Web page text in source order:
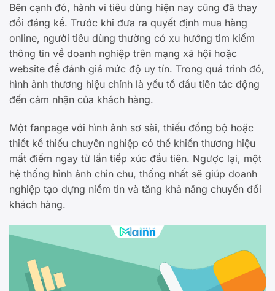
Bên cạnh đó, hành vi tiêu dùng hiện nay cũng đã thay
đổi đáng kể. Trước khi đưa ra quyết định mua hàng
online, người tiêu dùng thường có xu hướng tìm kiếm
thông tin về doanh nghiệp trên mạng xã hội hoặc
website để đánh giá mức độ uy tín. Trong quá trình đó,
hình ảnh thương hiệu chính là yếu tố đầu tiên tác động
đến cảm nhận của khách hàng.
Một fanpage với hình ảnh sơ sài, thiếu đồng bộ hoặc
thiết kế thiếu chuyên nghiệp có thể khiến thương hiệu
mất điểm ngay từ lần tiếp xúc đầu tiên. Ngược lại, một
hệ thống hình ảnh chỉn chu, thống nhất sẽ giúp doanh
nghiệp tạo dựng niềm tin và tăng khả năng chuyển đổi
khách hàng.